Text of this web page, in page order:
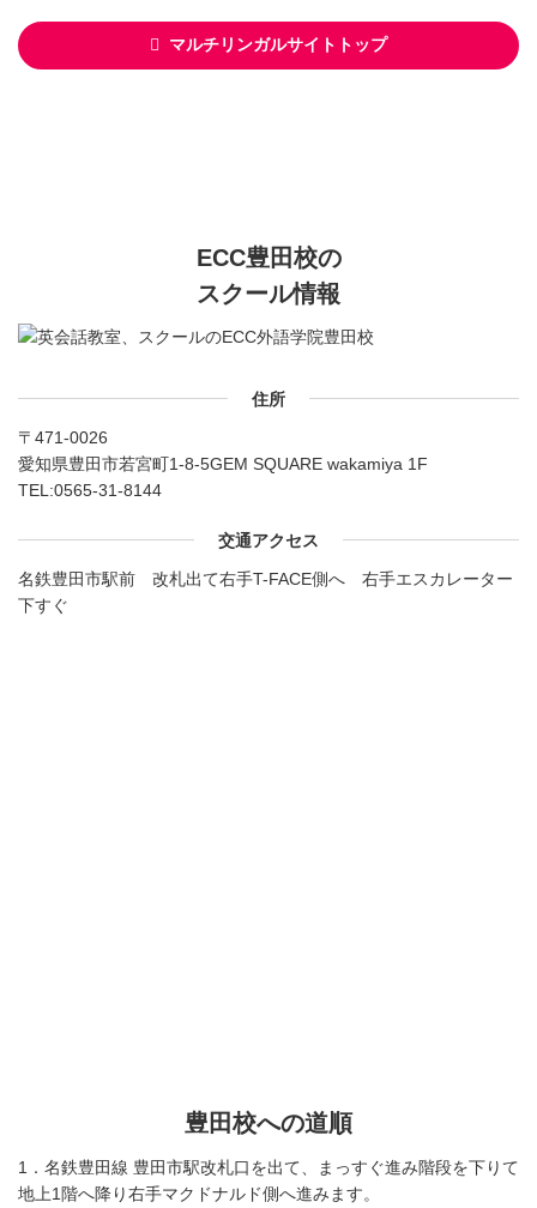
マルチリンガルサイトトップ
ECC豊田校の
スクール情報
住所
〒471-0026
愛知県豊田市若宮町1-8-5GEM SQUARE wakamiya 1F
TEL:0565-31-8144
交通アクセス
名鉄豊田市駅前 改札出て右手T-FACE側へ 右手エスカレーター
下すぐ
豊田校への道順
1．名鉄豊田線 豊田市駅改札口を出て、まっすぐ進み階段を下りて
地上1階へ降り右手マクドナルド側へ進みます。